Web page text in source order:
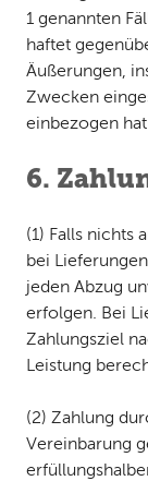
1 genannten
haftet
Äußerungen,
Zwecken
einbezogen
6.
(1) Falls nichts
bei
jeden Abzug
erfolgen. Bei
Zahlungsziel
Leistung
(2) Zahlung
Vereinbarung